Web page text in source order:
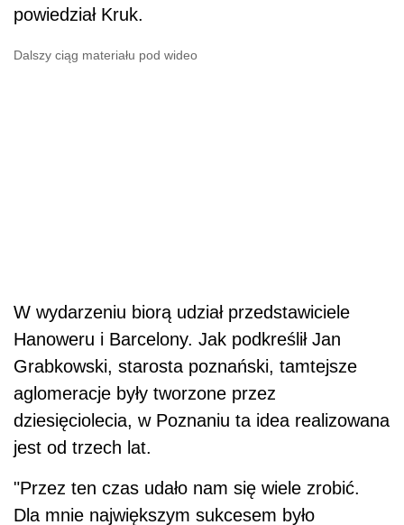
powiedział Kruk.
Dalszy ciąg materiału pod wideo
W wydarzeniu biorą udział przedstawiciele
Hanoweru i Barcelony. Jak podkreślił Jan
Grabkowski, starosta poznański, tamtejsze
aglomeracje były tworzone przez
dziesięciolecia, w Poznaniu ta idea realizowana
jest od trzech lat.
"Przez ten czas udało nam się wiele zrobić.
Dla mnie największym sukcesem było